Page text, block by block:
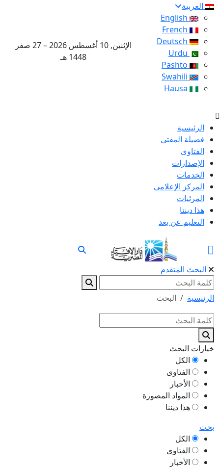
العربية
الإثنين, 10 أغسطس 2026 – 27 صفر
1448 هـ
الرئيسية
فضيلة المفتى
الفتاوى
الإصدارات
الخدمات
المركز الإعلامى
المرئيات
هذا ديننا
التعليم عن بعد
البحث المتقدم
الرئيسية البحث
خيارات البحث
الكل
الفتاوى
الأخبار
المواد المصورة
هذا ديننا
بحث
الكل
الفتاوى
الأخبار